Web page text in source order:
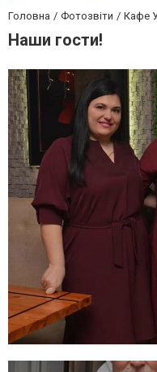
Головна Фотозвіти Кафе
Наши гости!